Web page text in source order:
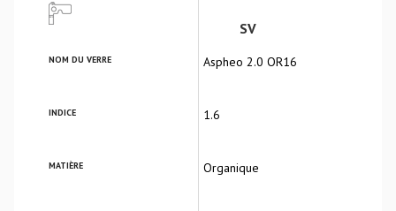
SV
NOM DU VERRE Aspheo 2.0 OR16
INDICE 1.6
MATIÈRE Organique